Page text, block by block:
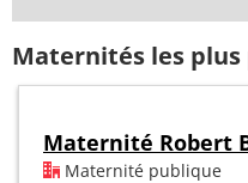
Maternités les
Maternité Robert
Maternité publique